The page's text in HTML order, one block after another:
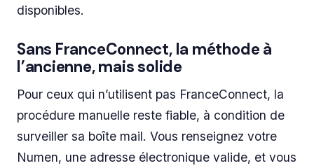
disponibles.
Sans FranceConnect, la méthode à
l’ancienne, mais solide
Pour ceux qui n’utilisent pas FranceConnect, la
procédure manuelle reste fiable, à condition de
surveiller sa boîte mail. Vous renseignez votre
Numen, une adresse électronique valide, et vous